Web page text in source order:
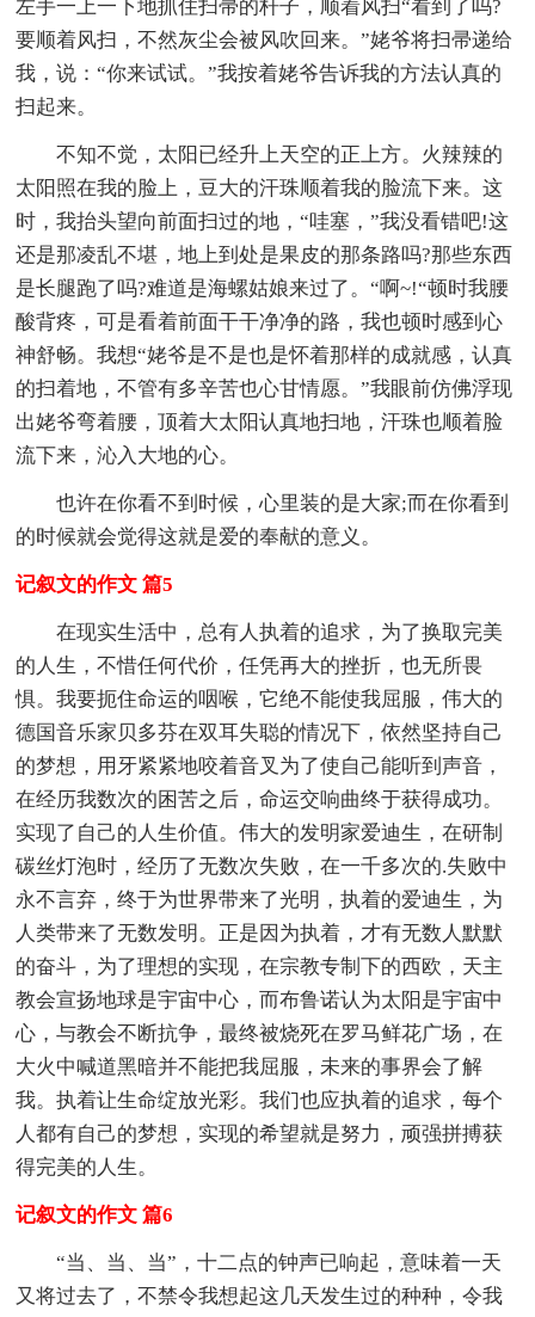
左手一上一下地抓住扫帚的杆子，顺着风扫“看到了吗?
要顺着风扫，不然灰尘会被风吹回来。”姥爷将扫帚递给
我，说：“你来试试。”我按着姥爷告诉我的方法认真的
扫起来。
不知不觉，太阳已经升上天空的正上方。火辣辣的
太阳照在我的脸上，豆大的汗珠顺着我的脸流下来。这
时，我抬头望向前面扫过的地，“哇塞，”我没看错吧!这
还是那凌乱不堪，地上到处是果皮的那条路吗?那些东西
是长腿跑了吗?难道是海螺姑娘来过了。“啊~!“顿时我腰
酸背疼，可是看着前面干干净净的路，我也顿时感到心
神舒畅。我想“姥爷是不是也是怀着那样的成就感，认真
的扫着地，不管有多辛苦也心甘情愿。”我眼前仿佛浮现
出姥爷弯着腰，顶着大太阳认真地扫地，汗珠也顺着脸
流下来，沁入大地的心。
也许在你看不到时候，心里装的是大家;而在你看到
的时候就会觉得这就是爱的奉献的意义。
记叙文的作文 篇5
在现实生活中，总有人执着的追求，为了换取完美
的人生，不惜任何代价，任凭再大的挫折，也无所畏
惧。我要扼住命运的咽喉，它绝不能使我屈服，伟大的
德国音乐家贝多芬在双耳失聪的情况下，依然坚持自己
的梦想，用牙紧紧地咬着音叉为了使自己能听到声音，
在经历我数次的困苦之后，命运交响曲终于获得成功。
实现了自己的人生价值。伟大的发明家爱迪生，在研制
碳丝灯泡时，经历了无数次失败，在一千多次的.失败中
永不言弃，终于为世界带来了光明，执着的爱迪生，为
人类带来了无数发明。正是因为执着，才有无数人默默
的奋斗，为了理想的实现，在宗教专制下的西欧，天主
教会宣扬地球是宇宙中心，而布鲁诺认为太阳是宇宙中
心，与教会不断抗争，最终被烧死在罗马鲜花广场，在
大火中喊道黑暗并不能把我屈服，未来的事界会了解
我。执着让生命绽放光彩。我们也应执着的追求，每个
人都有自己的梦想，实现的希望就是努力，顽强拼搏获
得完美的人生。
记叙文的作文 篇6
“当、当、当”，十二点的钟声已响起，意味着一天
又将过去了，不禁令我想起这几天发生过的种种，令我